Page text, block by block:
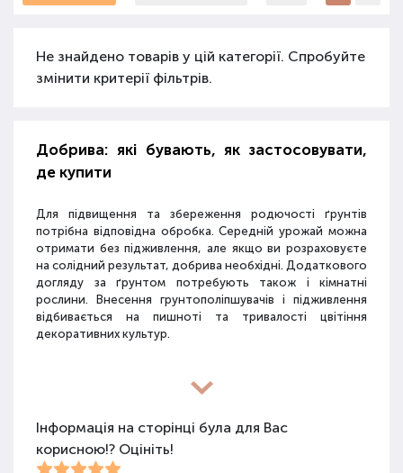
Не знайдено товарів у цій категорії. Спробуйте
змінити критерії фільтрів.
Добрива: які бувають, як застосовувати,
де купити
Для підвищення та збереження родючості ґрунтів
потрібна відповідна обробка. Середній урожай можна
отримати без підживлення, але якщо ви розраховуєте
на солідний результат, добрива необхідні. Додаткового
догляду за ґрунтом потребують також і кімнатні
рослини. Внесення грунтополіпшувачів і підживлення
відбивається на пишноті та тривалості цвітіння
декоративних культур.
Різновиди засобів для покращення
Для покращення поживних якостей ґрунту
використовуються різні види засобів: мінеральні
Інформація на сторінці була для Вас
корисною!? Оцініть!